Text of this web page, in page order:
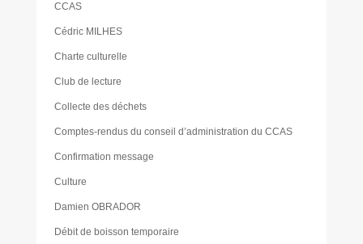
CCAS
Cédric MILHES
Charte culturelle
Club de lecture
Collecte des déchets
Comptes-rendus du conseil d’administration du CCAS
Confirmation message
Culture
Damien OBRADOR
Débit de boisson temporaire